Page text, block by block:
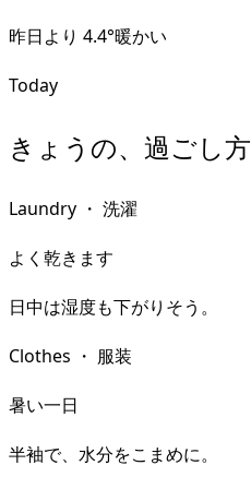
昨日より 4.4°暖かい
Today
きょうの、過ごし方
Laundry ・ 洗濯
よく乾きます
日中は湿度も下がりそう。
Clothes ・ 服装
暑い一日
半袖で、水分をこまめに。